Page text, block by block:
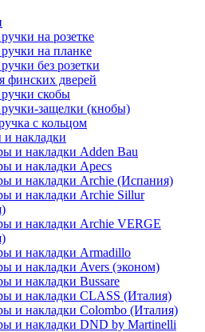
на розетке
на планке
без розетки
финских дверей
скобы
защелки (кнобы)
с кольцом
накладки
и накладки Adden Bau
и накладки Apecs
и накладки Archie (Испания)
и накладки Archie Sillur
и накладки Archie VERGE
и накладки Armadillo
и накладки Avers (эконом)
и накладки Bussare
и накладки CLASS (Италия)
и накладки Colombo (Италия)
и накладки DND by Martinelli